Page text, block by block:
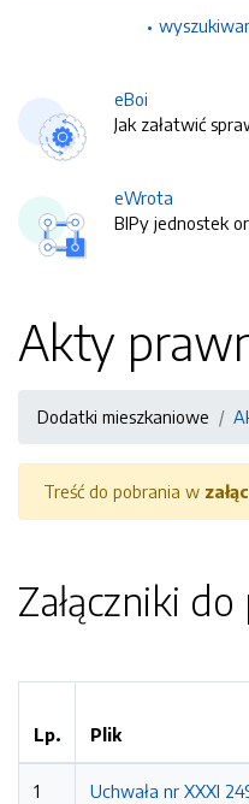
eBoi
Jak załatwić
eWrota
BIPy jednostek
Akty
Dodatki mieszkaniowe
Treść do pobrania w
Załączniki
Lp. Plik
1
Uchwała nr XXXI